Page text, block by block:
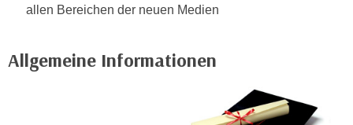
allen Bereichen der neuen Medien
Allgemeine Informationen
k